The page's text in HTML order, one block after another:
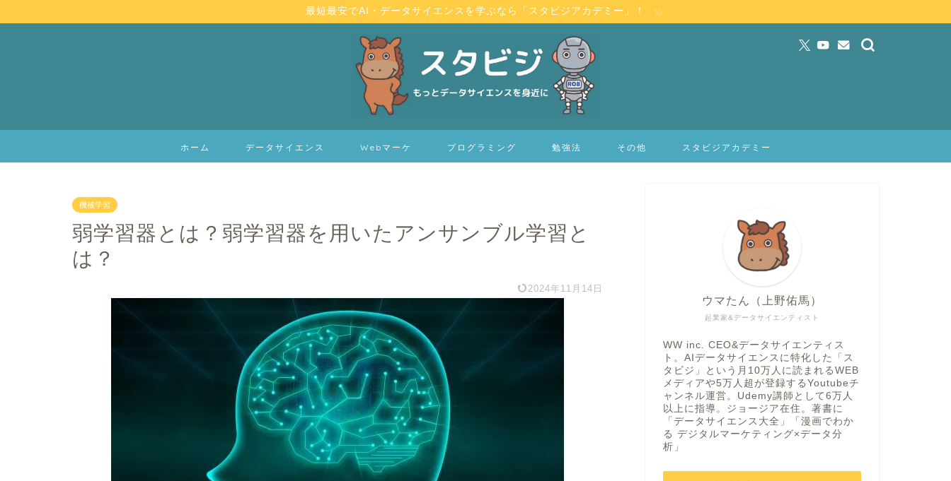
最短最安でAI・データサイエンスを学ぶなら「スタビジアカデミー」！
ホーム データサイエンス Webマーケ プログラミング 勉強法 その他 スタビジアカデミー
機械学習
弱学習器とは？弱学習器を用いたアンサンブル学習と
は？
2024年11月14日
起業家&データサイエンティスト
ウマたん（上野佑馬）
WW inc. CEO&データサイエンティス
ト。AIデータサイエンスに特化した「ス
タビジ」という月10万人に読まれるWEB
メディアや5万人超が登録するYoutubeチ
ャンネル運営。Udemy講師として6万人
以上に指導。ジョージア在住。著書に
「データサイエンス大全」「漫画でわか
る デジタルマーケティング×データ分
析」